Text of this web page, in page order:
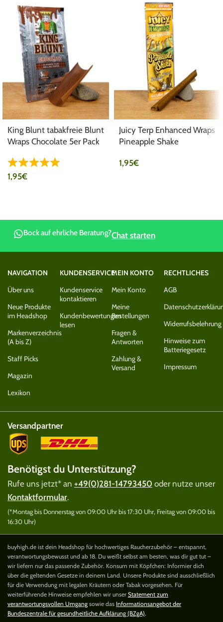
King Blunt tabakfreie Blunt
Wraps Chocolate 5er Pack
1,95€
Juicy Terp Enhanced Wraps
Pineapple Shake
1,95€
Bock auf ehrliche Beratung?Chat starten
NAVIGATION
Über uns
Neue Produkte
im Headshop
Markenverzeichnis
(A bis Z)
Staff Picks
Magazin
Lexikon
KUNDENSERVICE
Kundenservice
kontaktieren
Kundenbewertungen
lesen
MEIN KONTO
Mein Konto
Meine
Bestellungen
Fragen &
Antworten
Zahlung &
Versand
RECHTLICHES
AGB
Widerrufsbelehrung
Hinweise zum
Batteriegesetz
Impressum
Versandpartner
Benötigst du Unterstützung?
Rufe uns jetzt* an +49(0)281-14793450 oder nutze unser
Kontaktformular.
(*Montag bis Donnerstag von 09:00 Uhr bis 17:30 Uhr, Freitag von 09:00 bis
16:30 Uhr)
buyhigh.de ist dein Headshop für hochwertiges Raucherzubehör – entspannt,
verantwortungsbewusst und ab 18. Du weißt selbst am besten, was dir gut tut –
wir liefern nur das passende Zubehör. Konsum mit Köpfchen: Informier dich
über die geltenden Gesetze in deinem Land. Unsere Produkte sind ausschließlich
für die Verwendung mit legalen Kräutern oder Tabak vorgesehen. Für
weiterführende Hinweise empfehlen wir unser Statement zum
verantwortungsvollen Umgang sowie das Informationsangebot der
Bundeszentrale für gesundheitliche Aufklärung (BZgA).